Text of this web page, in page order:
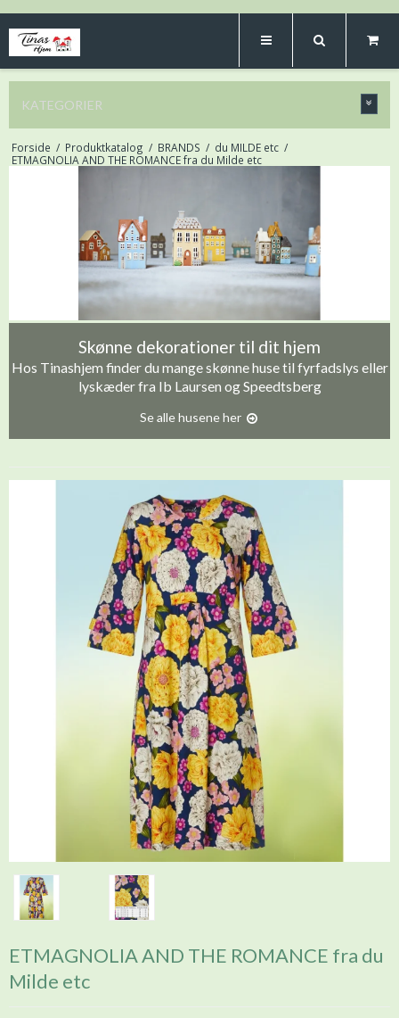
KATEGORIER
Forside / Produktkatalog / BRANDS / du MILDE etc /
ETMAGNOLIA AND THE ROMANCE fra du Milde etc
Skønne dekorationer til dit hjem
Hos Tinashjem finder du mange skønne huse til fyrfadslys eller
lyskæder fra Ib Laursen og Speedtsberg
Se alle husene her
ETMAGNOLIA AND THE ROMANCE fra du
Milde etc